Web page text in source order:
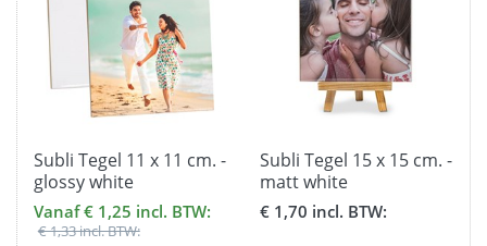
Subli Tegel 11 x 11 cm. -
glossy white
Vanaf € 1,25 incl. BTW:
€ 1,33 incl. BTW:
Subli Tegel 15 x 15 cm. -
matt white
€ 1,70 incl. BTW: